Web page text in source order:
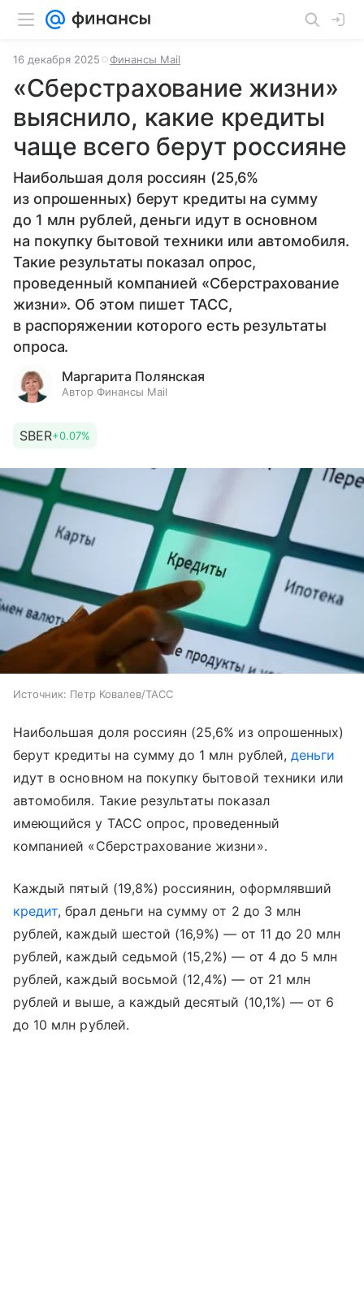
16 декабря 2025 Финансы Mail
«Сберстрахование жизни»
выяснило, какие кредиты
чаще всего берут россияне
Наибольшая доля россиян (25,6%
из опрошенных) берут кредиты на сумму
до 1 млн рублей, деньги идут в основном
на покупку бытовой техники или автомобиля.
Такие результаты показал опрос,
проведенный компанией «Сберстрахование
жизни». Об этом пишет ТАСС,
в распоряжении которого есть результаты
опроса.
Маргарита Полянская
Автор Финансы Mail
SBER+0.07%
Источник: Петр Ковалев/ТАСС
Наибольшая доля россиян (25,6% из опрошенных)
берут кредиты на сумму до 1 млн рублей, деньги
идут в основном на покупку бытовой техники или
автомобиля. Такие результаты показал
имеющийся у ТАСС опрос, проведенный
компанией «Сберстрахование жизни».
Каждый пятый (19,8%) россиянин, оформлявший
кредит, брал деньги на сумму от 2 до 3 млн
рублей, каждый шестой (16,9%) — от 11 до 20 млн
рублей, каждый седьмой (15,2%) — от 4 до 5 млн
рублей, каждый восьмой (12,4%) — от 21 млн
рублей и выше, а каждый десятый (10,1%) — от 6
до 10 млн рублей.